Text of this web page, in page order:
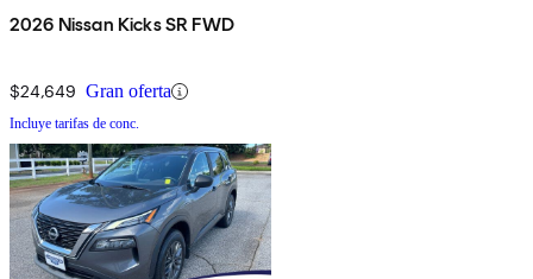
2026 Nissan Kicks SR FWD
$24,649 Gran oferta
Incluye tarifas de conc.